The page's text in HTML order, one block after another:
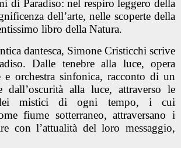
di Paradiso: nel respiro leggero della
dell’arte, nelle scoperte della
libro della Natura.
dantesca, Simone Cristicchi scrive
Dalle tenebre alla luce, opera
e orchestra sinfonica, racconto di un
dall’oscurità alla luce, attraverso le
mistici di ogni tempo, i cui
fiume sotterraneo, attraversano i
con l’attualità del loro messaggio,